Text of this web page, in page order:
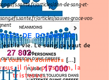
articles/don-de-sang-et-
articles/sauves-grace-vos-
DE DONNEURS
la vie. Le sang ça vaut de
l'or.
à tous les donneurs [...]
il n'y a plus rien, la
tristesse...